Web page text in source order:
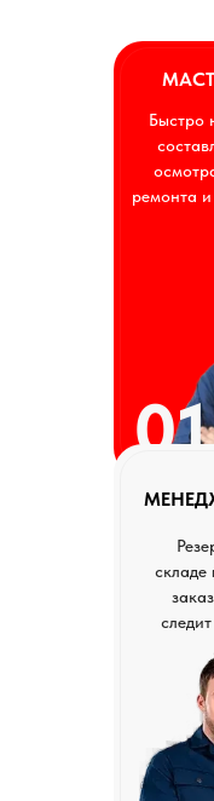
Быстро
ремонта и
01
складе